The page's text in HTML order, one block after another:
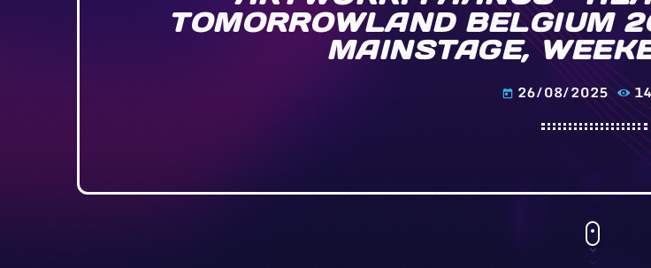
TOMORROWLAND BELGIUM
MAINSTAGE,
today 26/08/2025 14